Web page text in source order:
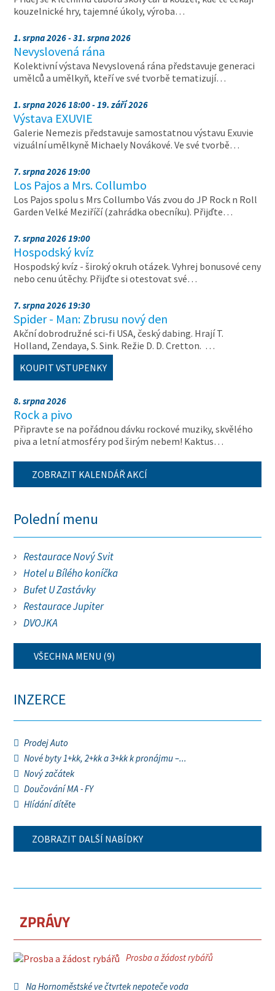
kouzelnické hry, tajemné úkoly, výroba…
1. srpna 2026 - 31. srpna 2026
Nevyslovená rána
Kolektivní výstava Nevyslovená rána představuje generaci
umělců a umělkyň, kteří ve své tvorbě tematizují…
1. srpna 2026 18:00 - 19. září 2026
Výstava EXUVIE
Galerie Nemezis představuje samostatnou výstavu Exuvie
vizuální umělkyně Michaely Novákové. Ve své tvorbě…
7. srpna 2026 19:00
Los Pajos a Mrs. Collumbo
Los Pajos spolu s Mrs Collumbo Vás zvou do JP Rock n Roll
Garden Velké Meziříčí (zahrádka obecníku). Přijďte…
7. srpna 2026 19:00
Hospodský kvíz
Hospodský kvíz - široký okruh otázek. Vyhrej bonusové ceny
nebo cenu útěchy. Přijďte si otestovat své…
7. srpna 2026 19:30
Spider - Man: Zbrusu nový den
Akční dobrodružné sci-fi USA, český dabing. Hrají T.
Holland, Zendaya, S. Sink. Režie D. D. Cretton. …
KOUPIT VSTUPENKY
8. srpna 2026
Rock a pivo
Připravte se na pořádnou dávku rockové muziky, skvělého
piva a letní atmosféry pod širým nebem! Kaktus…
ZOBRAZIT KALENDÁŘ AKCÍ
Polední menu
Restaurace Nový Svit
Hotel u Bílého koníčka
Bufet U Zastávky
Restaurace Jupiter
DVOJKA
VŠECHNA MENU (9)
INZERCE
Prodej Auto
Nové byty 1+kk, 2+kk a 3+kk k pronájmu –...
Nový začátek
Doučování MA - FY
Hlídání dítěte
ZOBRAZIT DALŠÍ NABÍDKY
ZPRÁVY
Prosba a žádost rybářů
Na Hornoměstské ve čtvrtek nepoteče voda